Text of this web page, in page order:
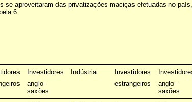
aproveitaram das privatizações maciças efetuadas no
6.
Investidores
anglo-
saxões
Indústria
Investidores
estrangeiros
anglo-
saxões